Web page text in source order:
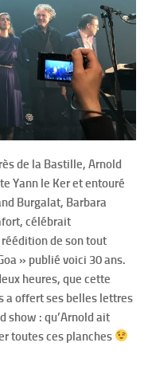
de la Bastille, Arnold
Yann le Ker et entouré
Burgalat, Barbara
célébrait
de son tout
» publié voici 30 ans.
heures, que cette
a offert ses belles lettres
show : qu’Arnold ait
toutes ces planches